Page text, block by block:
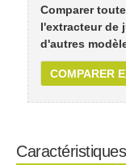
Comparer
l'extracteur de
d'autres
COMPARER
Caractéristiques